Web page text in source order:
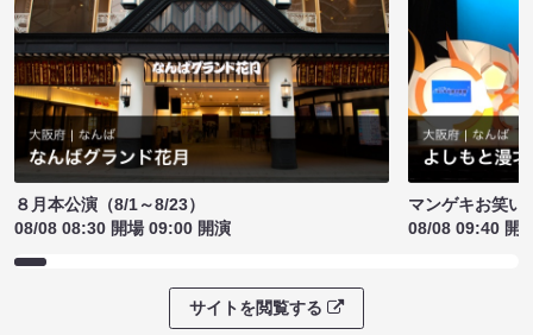
８月本公演（8/1～8/23）
08/08 08:30 開場 09:00 開演
マンゲキお笑い
08/08 09:40 開
サイトを閲覧する